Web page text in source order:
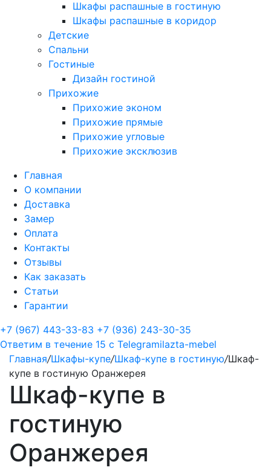
Шкафы распашные в гостиную
Шкафы распашные в коридор
Детские
Спальни
Гостиные
Дизайн гостиной
Прихожие
Прихожие эконом
Прихожие прямые
Прихожие угловые
Прихожие эксклюзив
Главная
О компании
Доставка
Замер
Оплата
Контакты
Отзывы
Как заказать
Статьи
Гарантии
+7 (967) 443-33-83 +7 (936) 243-30-35
Ответим в течение 15 с Telegramilazta-mebel
Главная/Шкафы-купе/Шкаф-купе в гостиную/Шкаф-
купе в гостиную Оранжерея
Шкаф-купе в
гостиную
Оранжерея